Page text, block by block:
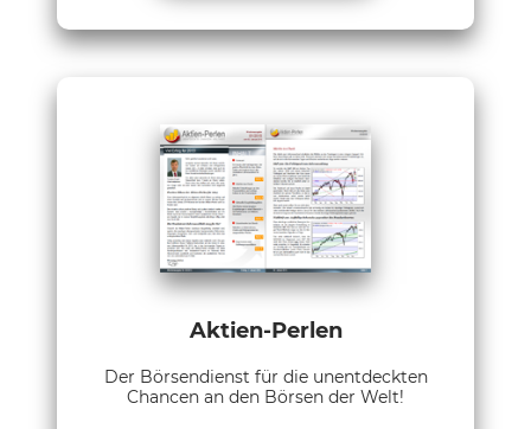
Aktien-Perlen
Der Börsendienst für die unentdeckten
Chancen an den Börsen der Welt!